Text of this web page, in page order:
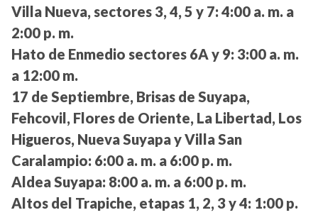
Villa Nueva, sectores 3, 4, 5 y 7: 4:00 a. m. a
2:00 p. m.
Hato de Enmedio sectores 6A y 9: 3:00 a. m.
a 12:00 m.
17 de Septiembre, Brisas de Suyapa,
Fehcovil, Flores de Oriente, La Libertad, Los
Higueros, Nueva Suyapa y Villa San
Caralampio: 6:00 a. m. a 6:00 p. m.
Aldea Suyapa: 8:00 a. m. a 6:00 p. m.
Altos del Trapiche, etapas 1, 2, 3 y 4: 1:00 p.